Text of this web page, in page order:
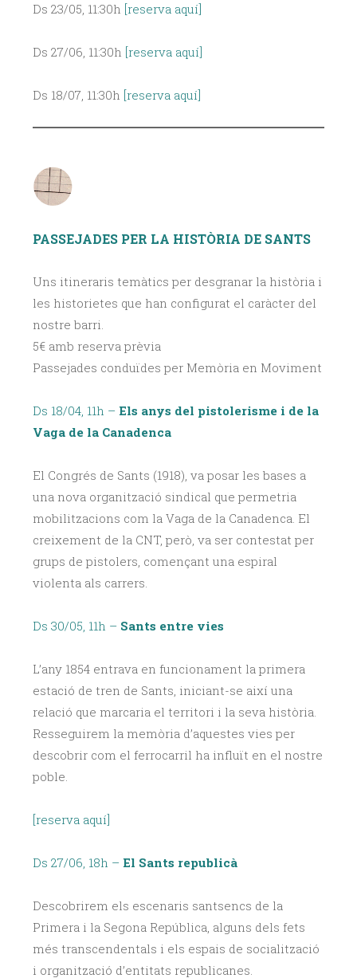
Ds 23/05, 11:30h [reserva aquí]
Ds 27/06, 11:30h [reserva aquí]
Ds 18/07, 11:30h [reserva aquí]
PASSEJADES PER LA HISTÒRIA DE SANTS
Uns itineraris temàtics per desgranar la història i
les historietes que han configurat el caràcter del
nostre barri.
5€ amb reserva prèvia
Passejades conduïdes per Memòria en Moviment
Ds 18/04, 11h – Els anys del pistolerisme i de la
Vaga de la Canadenca
El Congrés de Sants (1918), va posar les bases a
una nova organització sindical que permetria
mobilitzacions com la Vaga de la Canadenca. El
creixement de la CNT, però, va ser contestat per
grups de pistolers, començant una espiral
violenta als carrers.
Ds 30/05, 11h – Sants entre vies
L’any 1854 entrava en funcionament la primera
estació de tren de Sants, iniciant-se així una
relació que marcaria el territori i la seva història.
Resseguirem la memòria d’aquestes vies per
descobrir com el ferrocarril ha influït en el nostre
poble.
[reserva aquí]
Ds 27/06, 18h – El Sants republicà
Descobrirem els escenaris santsencs de la
Primera i la Segona República, alguns dels fets
més transcendentals i els espais de socialització
i organització d’entitats republicanes.